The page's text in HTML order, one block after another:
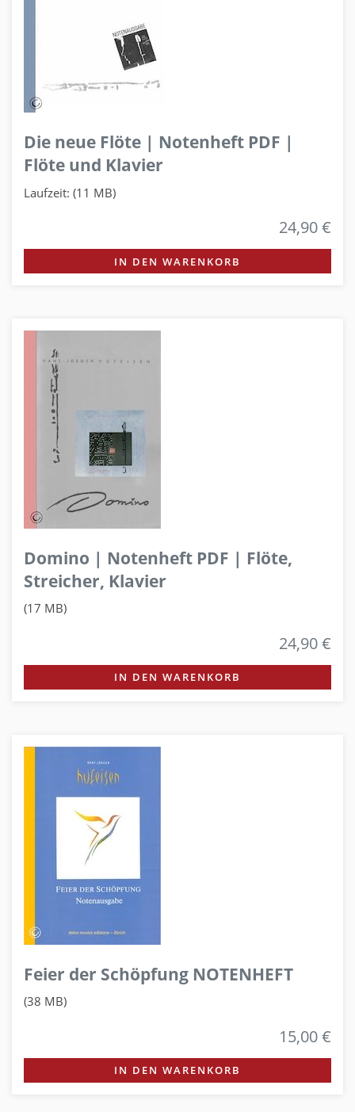
Die neue Flöte | Notenheft PDF |
Flöte und Klavier
Laufzeit: (11 MB)
24,90 €
IN DEN WARENKORB
Domino | Notenheft PDF | Flöte,
Streicher, Klavier
(17 MB)
24,90 €
IN DEN WARENKORB
Feier der Schöpfung NOTENHEFT
(38 MB)
15,00 €
IN DEN WARENKORB